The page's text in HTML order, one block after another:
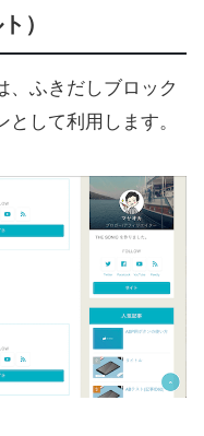
）
、ふきだしブロック
して利用します。